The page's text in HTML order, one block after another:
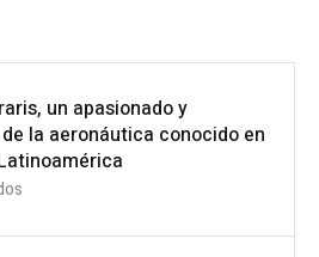
un apasionado y
la aeronáutica conocido en